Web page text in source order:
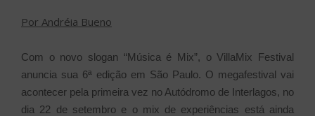
Por Andréia Bueno
Com o novo slogan “Música é Mix”, o VillaMix Festival
anuncia sua 6ª edição em São Paulo. O megafestival vai
acontecer pela primeira vez no Autódromo de Interlagos, no
dia 22 de setembro e o mix de experiências está ainda